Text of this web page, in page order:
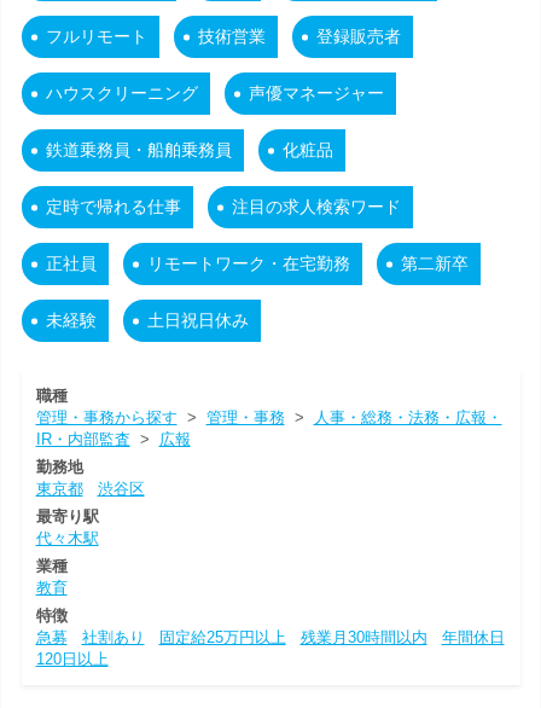
フルリモート 技術営業 登録販売者
ハウスクリーニング 声優マネージャー
鉄道乗務員・船舶乗務員 化粧品
定時で帰れる仕事 注目の求人検索ワード
正社員 リモートワーク・在宅勤務 第二新卒
未経験 土日祝日休み
職種
管理・事務から探す > 管理・事務>
人事・総務・法務・広報・
IR・内部監査 > 広報
勤務地
東京都
渋谷区
最寄り駅
代々木駅
業種
教育
特徴
急募
社割あり 固定給25万円以上 残業月30時間以内
年間休日
120日以上